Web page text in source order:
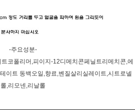
-주요성분-
코폴리머,피이지-12디메치콘페닐트리메치콘,에
이트 동백오일,향료,벤질살리실레이트,시트로넬
롤,리모넨,리날롤